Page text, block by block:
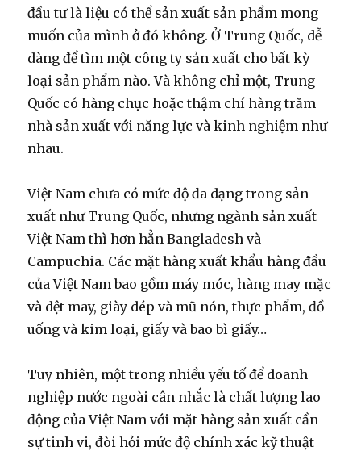
đầu tư là liệu có thể sản xuất sản phẩm mong
muốn của mình ở đó không. Ở Trung Quốc, dễ
dàng để tìm một công ty sản xuất cho bất kỳ
loại sản phẩm nào. Và không chỉ một, Trung
Quốc có hàng chục hoặc thậm chí hàng trăm
nhà sản xuất với năng lực và kinh nghiệm như
nhau.
Việt Nam chưa có mức độ đa dạng trong sản
xuất như Trung Quốc, nhưng ngành sản xuất
Việt Nam thì hơn hẳn Bangladesh và
Campuchia. Các mặt hàng xuất khẩu hàng đầu
của Việt Nam bao gồm máy móc, hàng may mặc
và dệt may, giày dép và mũ nón, thực phẩm, đồ
uống và kim loại, giấy và bao bì giấy…
Tuy nhiên, một trong nhiều yếu tố để doanh
nghiệp nước ngoài cân nhắc là chất lượng lao
động của Việt Nam với mặt hàng sản xuất cần
sự tinh vi, đòi hỏi mức độ chính xác kỹ thuật